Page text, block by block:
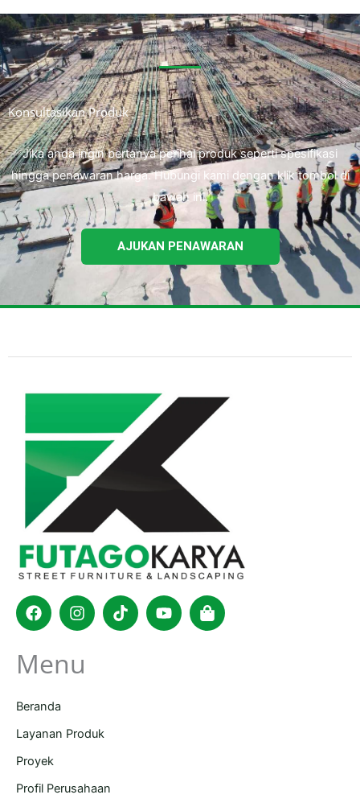
Konsultasikan Produk
Jika anda ingin bertanya perihal produk seperti spesifikasi
hingga penawaran harga. Hubungi kami dengan klik tombol di
bawah ini.
AJUKAN PENAWARAN
FacebookInstagram
TiktokYoutubeShopping-
bag
Menu
Beranda
Layanan Produk
Proyek
Profil Perusahaan